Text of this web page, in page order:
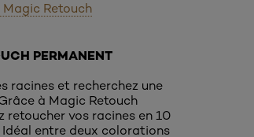
Magic Retouch
PERMANENT
racines et recherchez une
à Magic Retouch
retoucher vos racines en 10
Idéal entre deux colorations